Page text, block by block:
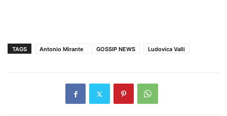
TAGS Antonio Mirante GOSSIP NEWS Ludovica Valli